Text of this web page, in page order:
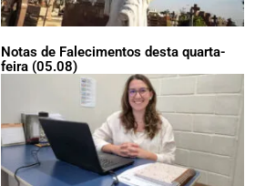
Notas de Falecimentos desta quarta-
feira (05.08)